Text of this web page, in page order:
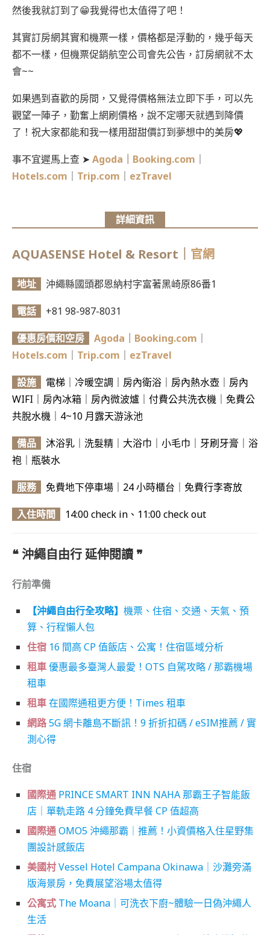
然後我就訂到了😁我覺得也太值得了吧！
其實訂房網其實和機票一樣，價格都是浮動的，幾乎每天
都不一樣，但機票促銷航空公司會先公告，訂房網就不太
會~~
如果遇到喜歡的房間，又覺得價格無法立即下手，可以先
觀望一陣子，勤奮上網刷價格，說不定哪天就遇到降價
了！祝大家都能和我一樣用甜甜價訂到夢想中的美房💖
事不宜遲馬上查 ➤ Agoda Booking.com
Hotels.com
Trip.com ezTravel
詳細資訊
AQUASENSE Hotel & Resort 官網
地址 沖繩縣國頭郡恩納村字富著黑崎原86番1
電話 +81 98-987-8031
優惠房價和空房 Agoda Booking.com
Hotels.com
Trip.com ezTravel
設施
電梯｜冷暖空調｜房內衛浴｜房內熱水壺｜房內
WIFI｜房內冰箱｜房內微波爐｜付費公共洗衣機｜免費公
共脫水機｜4~10 月露天游泳池
備品
沐浴乳｜洗髮精｜大浴巾｜小毛巾｜牙刷牙膏｜浴
袍｜瓶裝水
服務 免費地下停車場｜24 小時櫃台｜免費行李寄放
入住時間 14:00 check in、11:00 check out
❝ 沖繩自由行 延伸閱讀 ❞
行前準備
【沖繩自由行全攻略】 機票、住宿、交通、天氣、預
算、行程懶人包
住宿 16 間高 CP 值飯店、公寓！住宿區域分析
租車優惠最多臺灣人最愛！OTS 自駕攻略 / 那霸機場
租車
租車在國際通租更方便！ Times 租車
網路5G 網卡離島不斷訊！9 折折扣碼 / eSIM推薦 / 實
測心得
住宿
國際通 PRINCE SMART INN NAHA 那霸王子智能飯
店｜單軌走路 4 分鐘免費早餐 CP 值超高
國際通OMO5 沖繩那霸｜推薦！小資價格入住星野集
團設計感飯店
美國村Vessel Hotel Campana Okinawa｜沙灘旁滿
版海景房，免費展望浴場太值得
公寓式 The Moana｜可洗衣下廚~體驗一日偽沖繩人
生活